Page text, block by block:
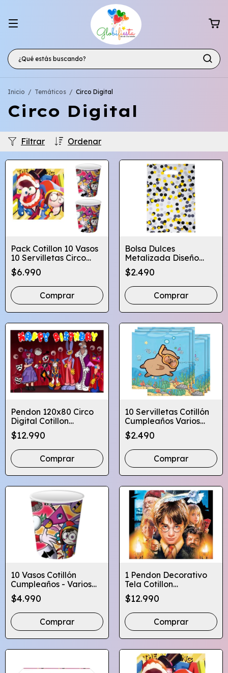
Inicio / Temáticos / Circo Digital
Circo Digital
Ordenar
Filtrar
Pack Cotillon 10 Vasos
10 Servilletas Circo
Digital
$6.990
Bolsa Dulces
Metalizada Diseño
Circulos Estrellas
Colores
$2.490
Comprar
Pendon 120x80 Circo
Digital Cotillon
Cumpleaños
Globifiesta
$12.990
10 Servilletas Cotillón
Cumpleaños Varios
Diseños Infantiles
$2.490
Comprar
10 Vasos Cotillón
Cumpleaños - Varios
Diseños Infantiles
$4.990
Comprar
1 Pendon Decorativo
Tela Cotillon
Cumpleaños- Varios
Diseños
$12.990
Comprar